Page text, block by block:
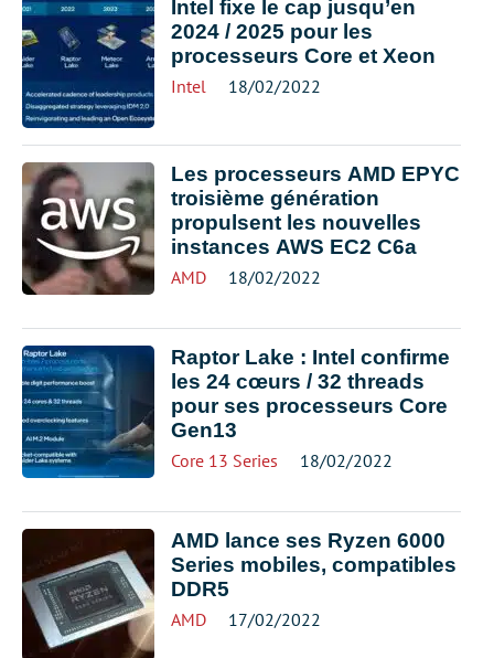
Intel fixe le cap jusqu’en
2024 / 2025 pour les
processeurs Core et Xeon
Intel 18/02/2022
Les processeurs AMD EPYC
troisième génération
propulsent les nouvelles
instances AWS EC2 C6a
AMD 18/02/2022
Raptor Lake : Intel confirme
les 24 cœurs / 32 threads
pour ses processeurs Core
Gen13
Core 13 Series 18/02/2022
AMD lance ses Ryzen 6000
Series mobiles, compatibles
DDR5
AMD 17/02/2022